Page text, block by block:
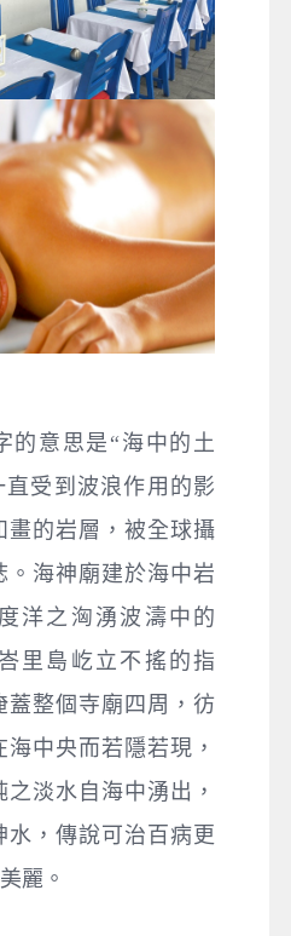
的意思是“海中的土
受到波浪作用的影
畫的岩層，被全球攝
。海神廟建於海中岩
洋之洶湧波濤中的
里島屹立不搖的指
蓋整個寺廟四周，彷
中央而若隱若現，
淡水自海中湧出，
水，傳說可治百病更
麗。